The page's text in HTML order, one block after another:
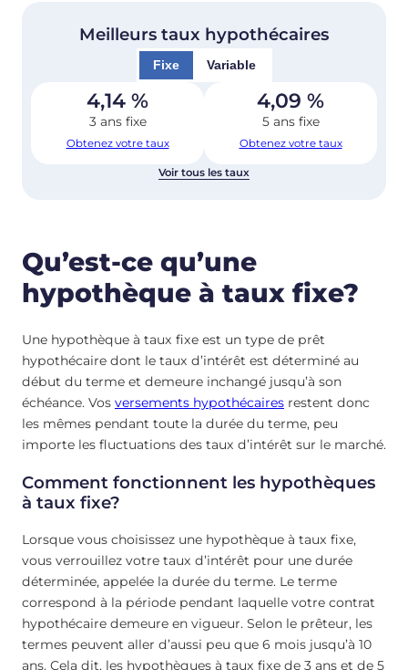
Meilleurs taux hypothécaires
Fixe Variable
4,14 %
3 ans fixe
Obtenez votre taux
4,09 %
5 ans fixe
Obtenez votre taux
Voir tous les taux
Qu’est-ce qu’une
hypothèque à taux fixe?
Une hypothèque à taux fixe est un type de prêt
hypothécaire dont le taux d’intérêt est déterminé au
début du terme et demeure inchangé jusqu’à son
échéance. Vos versements hypothécaires restent donc
les mêmes pendant toute la durée du terme, peu
importe les fluctuations des taux d’intérêt sur le marché.
Comment fonctionnent les hypothèques
à taux fixe?
Lorsque vous choisissez une hypothèque à taux fixe,
vous verrouillez votre taux d’intérêt pour une durée
déterminée, appelée la durée du terme. Le terme
correspond à la période pendant laquelle votre contrat
hypothécaire demeure en vigueur. Selon le prêteur, les
termes peuvent aller d’aussi peu que 6 mois jusqu’à 10
ans. Cela dit, les hypothèques à taux fixe de 3 ans et de 5